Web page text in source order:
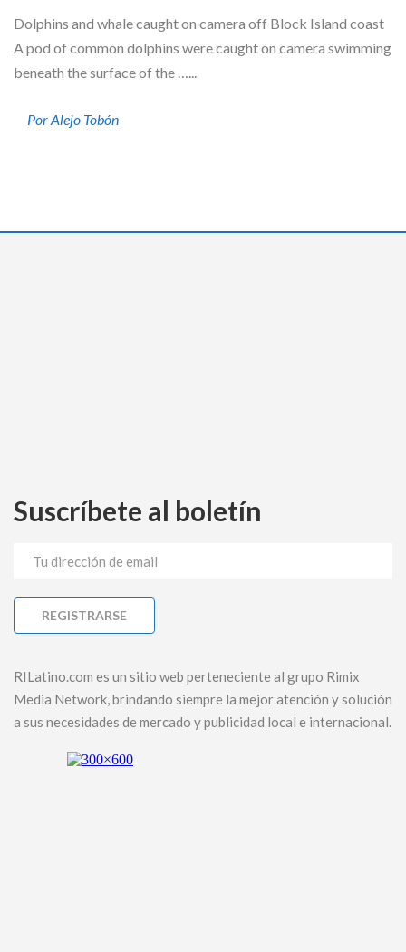
Dolphins and whale caught on camera off Block Island coast
A pod of common dolphins were caught on camera swimming
beneath the surface of the …...
Por Alejo Tobón
Suscríbete al boletín
RILatino.com es un sitio web perteneciente al grupo Rimix
Media Network, brindando siempre la mejor atención y solución
a sus necesidades de mercado y publicidad local e internacional.